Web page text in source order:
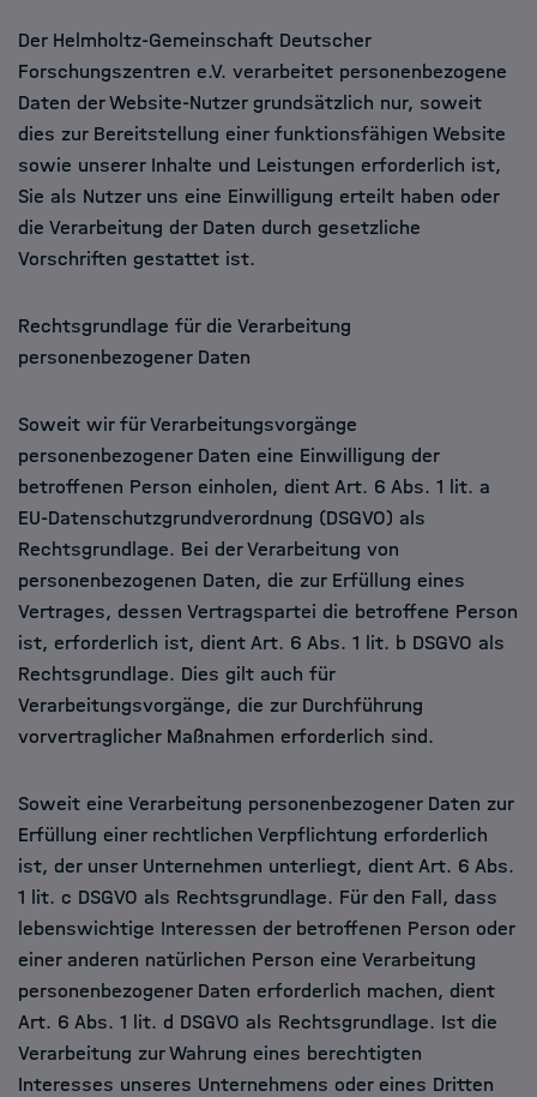
Der Helmholtz-Gemeinschaft Deutscher
Forschungszentren e.V. verarbeitet personenbezogene
Daten der Website-Nutzer grundsätzlich nur, soweit
dies zur Bereitstellung einer funktionsfähigen Website
sowie unserer Inhalte und Leistungen erforderlich ist,
Sie als Nutzer uns eine Einwilligung erteilt haben oder
die Verarbeitung der Daten durch gesetzliche
Vorschriften gestattet ist.
Rechtsgrundlage für die Verarbeitung
personenbezogener Daten
Soweit wir für Verarbeitungsvorgänge
personenbezogener Daten eine Einwilligung der
betroffenen Person einholen, dient Art. 6 Abs. 1 lit. a
EU-Datenschutzgrundverordnung (DSGVO) als
Rechtsgrundlage. Bei der Verarbeitung von
personenbezogenen Daten, die zur Erfüllung eines
Vertrages, dessen Vertragspartei die betroffene Person
ist, erforderlich ist, dient Art. 6 Abs. 1 lit. b DSGVO als
Rechtsgrundlage. Dies gilt auch für
Verarbeitungsvorgänge, die zur Durchführung
vorvertraglicher Maßnahmen erforderlich sind.
Soweit eine Verarbeitung personenbezogener Daten zur
Erfüllung einer rechtlichen Verpflichtung erforderlich
ist, der unser Unternehmen unterliegt, dient Art. 6 Abs.
1 lit. c DSGVO als Rechtsgrundlage. Für den Fall, dass
lebenswichtige Interessen der betroffenen Person oder
einer anderen natürlichen Person eine Verarbeitung
personenbezogener Daten erforderlich machen, dient
Art. 6 Abs. 1 lit. d DSGVO als Rechtsgrundlage. Ist die
Verarbeitung zur Wahrung eines berechtigten
Interesses unseres Unternehmens oder eines Dritten